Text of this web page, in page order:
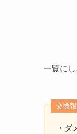
一覧にし
交換
・